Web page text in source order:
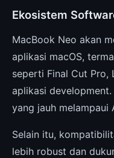
Ekosistem
MacBook Neo akan
aplikasi macOS,
seperti Final Cut Pro,
aplikasi
yang jauh melampaui
Selain itu,
lebih robust dan